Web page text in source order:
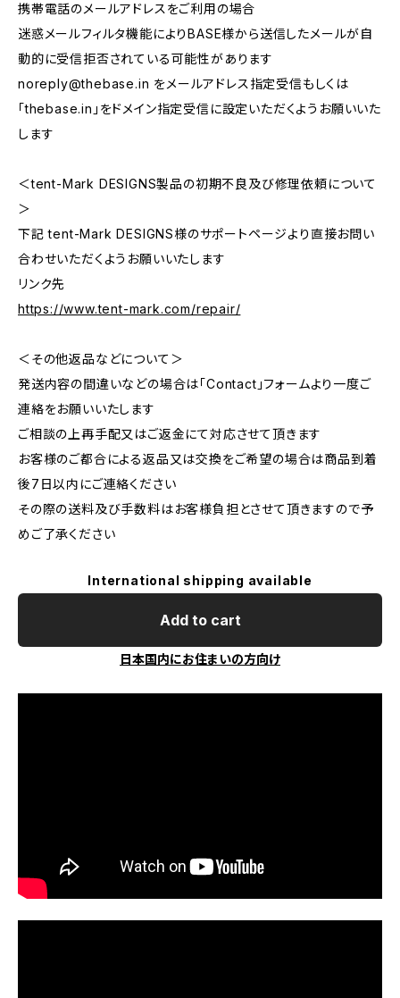
携帯電話のメールアドレスをご利用の場合
迷惑メールフィルタ機能によりBASE様から送信したメールが自
動的に受信拒否されている可能性があります
noreply@thebase.in をメールアドレス指定受信もしくは
「thebase.in」をドメイン指定受信に設定いただくようお願いいた
します
＜tent-Mark DESIGNS製品の初期不良及び修理依頼について
＞
下記 tent-Mark DESIGNS様のサポートページより直接お問い
合わせいただくようお願いいたします
リンク先
https://www.tent-mark.com/repair/
＜その他返品などについて＞
発送内容の間違いなどの場合は「Contact」フォームより一度ご
連絡をお願いいたします
ご相談の上再手配又はご返金にて対応させて頂きます
お客様のご都合による返品又は交換をご希望の場合は商品到着
後7日以内にご連絡ください
その際の送料及び手数料はお客様負担とさせて頂きますので予
めご了承ください
International shipping available
Add to cart
日本国内にお住まいの方向け